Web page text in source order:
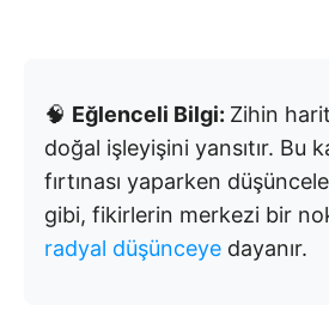
🧠 Eğlenceli Bilgi: Zihin
doğal işleyişini yansıtır. Bu
fırtınası yaparken
gibi, fikirlerin merkezi bir
radyal düşünceye dayanır.